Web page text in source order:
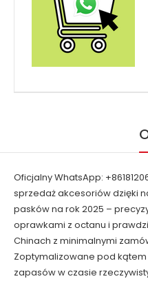
Oficjalny WhatsApp:
sprzedaż akcesoriów dzięki
pasków na rok 2025 –
oprawkami z octanu i
Chinach z minimalnymi
Zoptymalizowane pod
zapasów w czasie